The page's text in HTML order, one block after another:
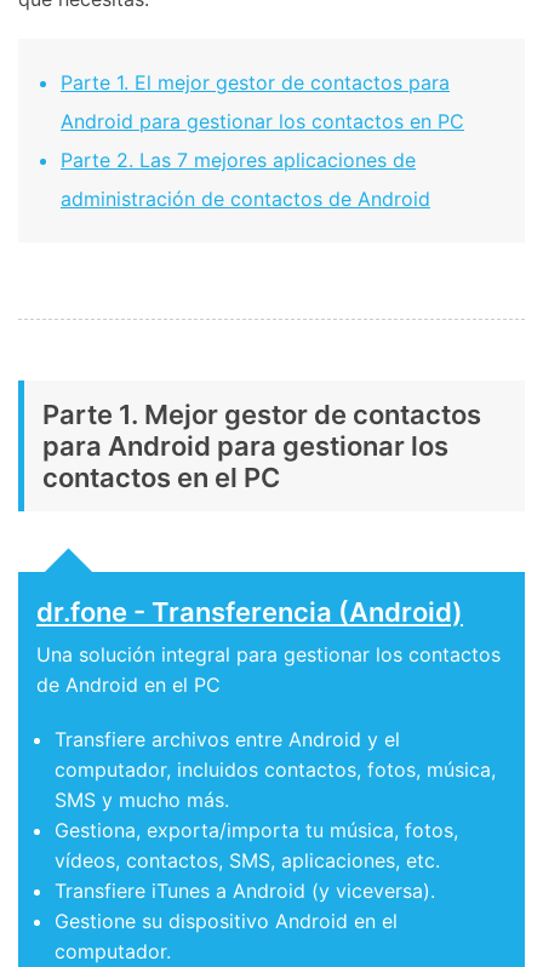
Parte 1. El mejor gestor de contactos para
Android para gestionar los contactos en PC
Parte 2. Las 7 mejores aplicaciones de
administración de contactos de Android
Parte 1. Mejor gestor de contactos
para Android para gestionar los
contactos en el PC
dr.fone - Transferencia (Android)
Una solución integral para gestionar los contactos
de Android en el PC
Transfiere archivos entre Android y el
computador, incluidos contactos, fotos, música,
SMS y mucho más.
Gestiona, exporta/importa tu música, fotos,
vídeos, contactos, SMS, aplicaciones, etc.
Transfiere iTunes a Android (y viceversa).
Gestione su dispositivo Android en el
computador.